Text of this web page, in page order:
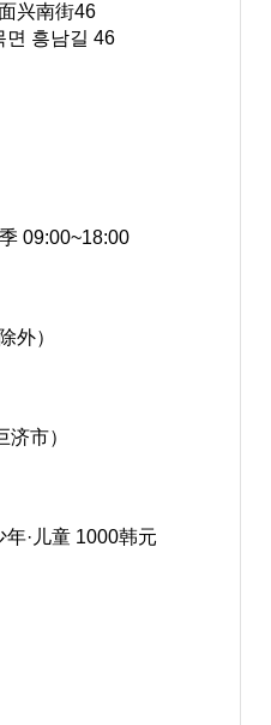
兴南街46
면 흥남길 46
09:00~18:00
外）
市）
·儿童 1000韩元